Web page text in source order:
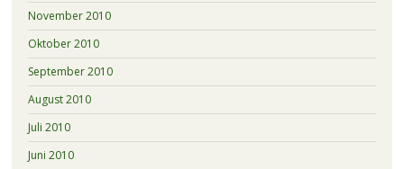
November 2010
Oktober 2010
September 2010
August 2010
Juli 2010
Juni 2010